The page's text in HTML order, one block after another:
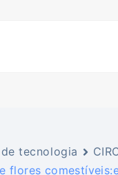
tecnologia
flores